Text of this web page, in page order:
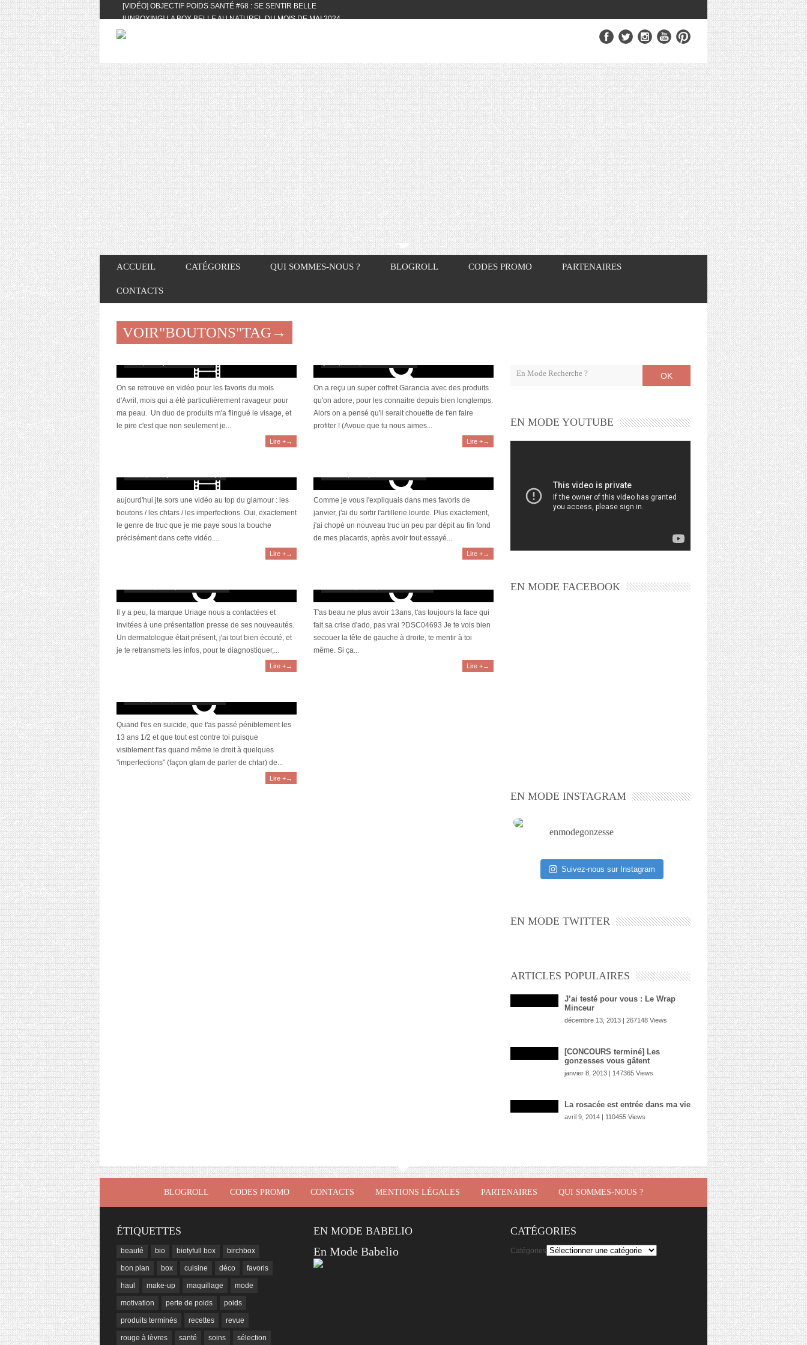
[VIDÉO] OBJECTIF POIDS SANTÉ #68 : SE SENTIR BELLE
[UNBOXING] LA BOX BELLE AU NATUREL DU MOIS DE MAI 2024
[VIDÉO] UNBOXING : LES MY LITTLE & BIOTYFULL BOX DU MOIS DE MAI 2024
[VIDÉO] QUITOQUE #10 : MEAL PREP & CONVIVIALITÉ
[VIDÉO] UNBOXING : LES MY LITTLE & BIOTYFULL BOX DU MOIS D’AVRIL
2024 FEAT. AKILA
[VIDÉO] OBJECTIF POIDS SANTÉ #67 : L’AVIS DES AUTRES, CE N’EST QUE LA
VIE DES AUTRES
[VIDÉO] UNBOXING : LES MY LITTLE & BIOTYFULL BOX DES MOIS DE
FÉVRIER ET MARS 2024 FEAT. AKILA
[VIDÉO] LA SÉLECTION DU MOIS #JANVIER2024
[VIDÉO] HELLOFRESH #34 : IDÉES RECETTES RISOTTO
ACCUEIL CATÉGORIES QUI SOMMES-NOUS ? BLOGROLL CODES PROMO PARTENAIRES
CONTACTS
VOIR"BOUTONS"TAG→
On se retrouve en vidéo pour les favoris du mois
d'Avril, mois qui a été particulièrement ravageur pour
ma peau. Un duo de produits m'a flingué le visage, et
le pire c'est que non seulement je...
Lire +→
On a reçu un super coffret Garancia avec des produits
qu'on adore, pour les connaitre depuis bien longtemps.
Alors on a pensé qu'il serait chouette de t'en faire
profiter ! (Avoue que tu nous aimes...
Lire +→
aujourd'hui jte sors une vidéo au top du glamour : les
boutons / les chtars / les imperfections. Oui, exactement
le genre de truc que je me paye sous la bouche
précisément dans cette vidéo....
Lire +→
Révélation : le soin émulsion Cleanance Expert
Comme je vous l'expliquais dans mes favoris de
janvier, j'ai du sortir l'artillerie lourde. Plus exactement,
j'ai chopé un nouveau truc un peu par dépit au fin fond
de mes placards, après avoir tout essayé...
Lire +→
Diagnostiquer, comprendre et traiter la rosacée
Il y a peu, la marque Uriage nous a contactées et
invitées à une présentation presse de ses nouveautés.
Un dermatologue était présent, j'ai tout bien écouté, et
je te retransmets les infos, pour te diagnostiquer,...
Lire +→
Keracnyl PP, la nouvelle tuerie Ducray anti-
T'as beau ne plus avoir 13ans, t'as toujours la face qui
fait sa crise d'ado, pas vrai ?DSC04693 Je te vois bien
secouer la tête de gauche à droite, te mentir à toi
même. Si ça...
Lire +→
Concentré Biphasé Anti-imperfections de la
Quand t'es en suicide, que t'as passé péniblement les
13 ans 1/2 et que tout est contre toi puisque
visiblement t'as quand même le droit à quelques
"imperfections" (façon glam de parler de chtar) de...
Lire +→
OK
EN MODE YOUTUBE
EN MODE FACEBOOK
EN MODE INSTAGRAM
enmodegonzesse
Suivez-nous sur Instagram
EN MODE TWITTER
ARTICLES POPULAIRES
J’ai testé pour vous : Le Wrap
Minceur
décembre 13, 2013 | 267148 Views
[CONCOURS terminé] Les
gonzesses vous gâtent
janvier 8, 2013 | 147365 Views
La rosacée est entrée dans ma vie
avril 9, 2014 | 110455 Views
BLOGROLL CODES PROMO CONTACTS MENTIONS LÉGALES PARTENAIRES QUI SOMMES-NOUS ?
ÉTIQUETTES
beauté bio biotyfull box birchbox
bon plan box cuisine déco favoris
haul make-up maquillage mode
motivation perte de poids poids
produits terminés recettes revue
rouge à lèvres santé soins sélection
EN MODE BABELIO
En Mode Babelio
CATÉGORIES
Catégories